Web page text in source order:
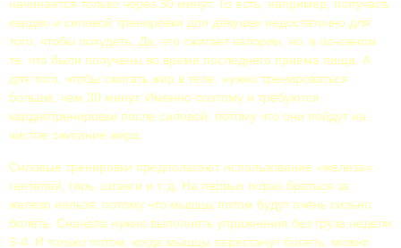
начинается только через 30 минут. То есть, например, получаса
кардио и силовой тренировки для девушек недостаточно для
того, чтобы похудеть. Да, это сжигает калории, но, в основном
те, что были получены во время последнего приема пищи. А
для того, чтобы сжигать жир в теле, нужно тренироваться
больше, чем 30 минут. Именно поэтому и требуются
кардиотренировки после силовой, потому что они пойдут на
чистое сжигание жира.
Силовые тренировки предполагают использование «железа»:
гантелей, гирь, штанги и т. д. На первых порах браться за
железо нельзя, потому что мышцы потом будут очень сильно
болеть. Сначала нужно выполнять упражнения без груза недели
3-4. И только потом, когда мышцы перестанут болеть, можно